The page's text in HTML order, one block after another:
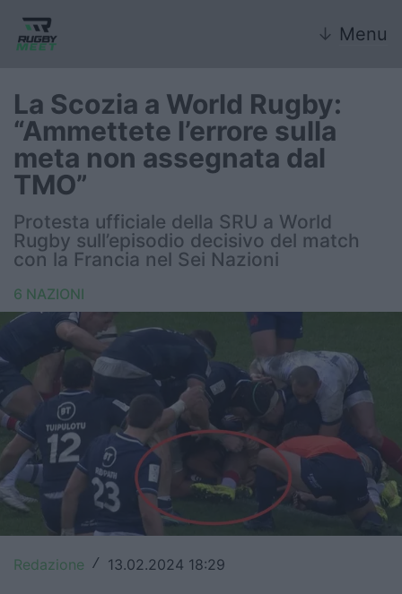
↓ Menu
Nazionale
Nazionali giovanili
Rugby Sevens
FIR
Internazionale
6 Nazioni
United Rugby Championship
Top14
Premiership
Champions Cup
La Scozia a World Rugby:
“Ammettete l’errore sulla
meta non assegnata dal
TMO”
Protesta ufficiale della SRU a World
Rugby sull’episodio decisivo del match
con la Francia nel Sei Nazioni
6 NAZIONI
Redazione / 13.02.2024 18:29